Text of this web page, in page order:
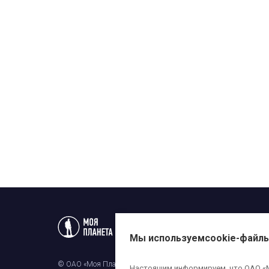
© ОАО «Моя Планета». Все права на любые материалы,
Мы используемcookie-